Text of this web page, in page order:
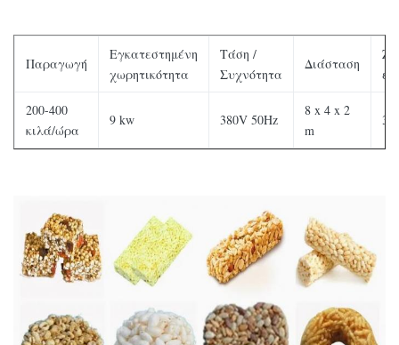
Παραγωγή
Εγκατεστημένη
χωρητικότητα
Τάση /
Συχνότητα
Διάσταση
200-400
κιλά/ώρα
9 kw 380V 50Hz
8 x 4 x 2
m
3-